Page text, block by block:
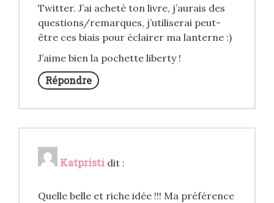
Twitter. J’ai acheté ton livre, j’aurais des
questions/remarques, j’utiliserai peut-
être ces biais pour éclairer ma lanterne :)
J’aime bien la pochette liberty !
Répondre
Katpristi dit :
Quelle belle et riche idée !!! Ma préférence